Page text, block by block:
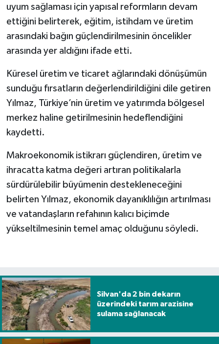
uyum sağlaması için yapısal reformların devam
ettiğini belirterek, eğitim, istihdam ve üretim
arasındaki bağın güçlendirilmesinin öncelikler
arasında yer aldığını ifade etti.
Küresel üretim ve ticaret ağlarındaki dönüşümün
sunduğu fırsatların değerlendirildiğini dile getiren
Yılmaz, Türkiye’nin üretim ve yatırımda bölgesel
merkez haline getirilmesinin hedeflendiğini
kaydetti.
Makroekonomik istikrarı güçlendiren, üretim ve
ihracatta katma değeri artıran politikalarla
sürdürülebilir büyümenin destekleneceğini
belirten Yılmaz, ekonomik dayanıklılığın artırılması
ve vatandaşların refahının kalıcı biçimde
yükseltilmesinin temel amaç olduğunu söyledi.
Silvan'da 2 bin dekarın
üzerindeki tarım arazisine
sulama sağlanacak